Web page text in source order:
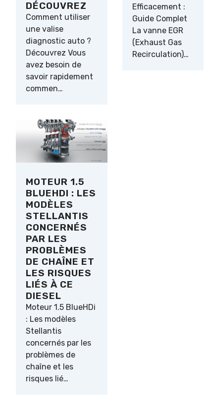
DÉCOUVREZ
Comment utiliser
une valise
diagnostic auto ?
Découvrez Vous
avez besoin de
savoir rapidement
commen…
Efficacement :
Guide Complet
La vanne EGR
(Exhaust Gas
Recirculation)…
MOTEUR 1.5
BLUEHDI : LES
MODÈLES
STELLANTIS
CONCERNÉS
PAR LES
PROBLÈMES
DE CHAÎNE ET
LES RISQUES
LIÉS À CE
DIESEL
Moteur 1.5 BlueHDi
: Les modèles
Stellantis
concernés par les
problèmes de
chaîne et les
risques lié…